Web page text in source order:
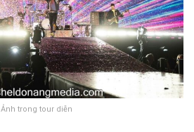
Ảnh trong tour diễn